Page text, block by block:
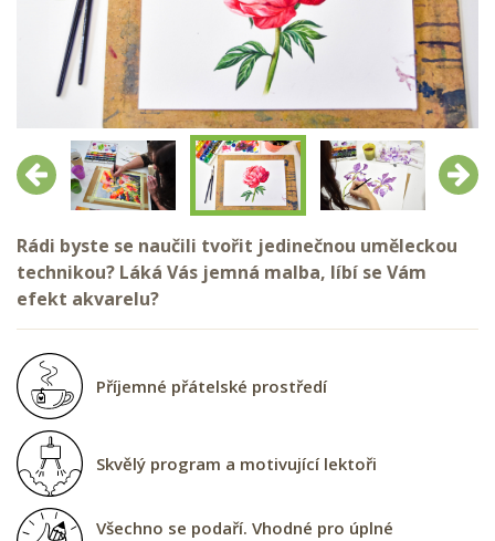
Předchozí Další
Rádi byste se naučili tvořit jedinečnou uměleckou
technikou? Láká Vás jemná malba, líbí se Vám
efekt akvarelu?
Příjemné přátelské prostředí
Skvělý program a motivující lektoři
Všechno se podaří. Vhodné pro úplné